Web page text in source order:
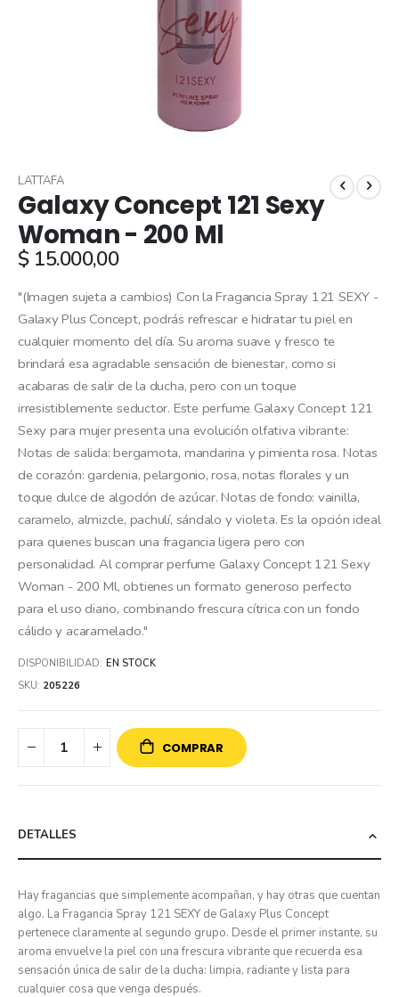
to
the
beginning
of
the
gallery
Galaxy Concept 121 Sexy
Woman - 200 Ml
LATTAFA
$ 15.000,00
"(Imagen sujeta a cambios) Con la Fragancia Spray 121 SEXY -
Galaxy Plus Concept, podrás refrescar e hidratar tu piel en
cualquier momento del día. Su aroma suave y fresco te
brindará esa agradable sensación de bienestar, como si
acabaras de salir de la ducha, pero con un toque
irresistiblemente seductor. Este perfume Galaxy Concept 121
Sexy para mujer presenta una evolución olfativa vibrante:
Notas de salida: bergamota, mandarina y pimienta rosa. Notas
de corazón: gardenia, pelargonio, rosa, notas florales y un
toque dulce de algodón de azúcar. Notas de fondo: vainilla,
caramelo, almizcle, pachulí, sándalo y violeta. Es la opción ideal
para quienes buscan una fragancia ligera pero con
personalidad. Al comprar perfume Galaxy Concept 121 Sexy
Woman - 200 Ml, obtienes un formato generoso perfecto
para el uso diario, combinando frescura cítrica con un fondo
cálido y acaramelado."
DISPONIBILIDAD: EN STOCK
SKU 205226
COMPRAR
DETALLES
Hay fragancias que simplemente acompañan, y hay otras que cuentan
algo. La Fragancia Spray 121 SEXY de Galaxy Plus Concept
pertenece claramente al segundo grupo. Desde el primer instante, su
aroma envuelve la piel con una frescura vibrante que recuerda esa
sensación única de salir de la ducha: limpia, radiante y lista para
cualquier cosa que venga después.